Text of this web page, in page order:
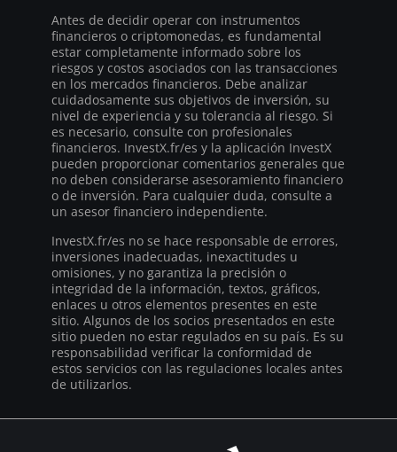
Antes de decidir operar con instrumentos
financieros o criptomonedas, es fundamental
estar completamente informado sobre los
riesgos y costos asociados con las transacciones
en los mercados financieros. Debe analizar
cuidadosamente sus objetivos de inversión, su
nivel de experiencia y su tolerancia al riesgo. Si
es necesario, consulte con profesionales
financieros. InvestX.fr/es y la aplicación InvestX
pueden proporcionar comentarios generales que
no deben considerarse asesoramiento financiero
o de inversión. Para cualquier duda, consulte a
un asesor financiero independiente.
InvestX.fr/es no se hace responsable de errores,
inversiones inadecuadas, inexactitudes u
omisiones, y no garantiza la precisión o
integridad de la información, textos, gráficos,
enlaces u otros elementos presentes en este
sitio. Algunos de los socios presentados en este
sitio pueden no estar regulados en su país. Es su
responsabilidad verificar la conformidad de
estos servicios con las regulaciones locales antes
de utilizarlos.